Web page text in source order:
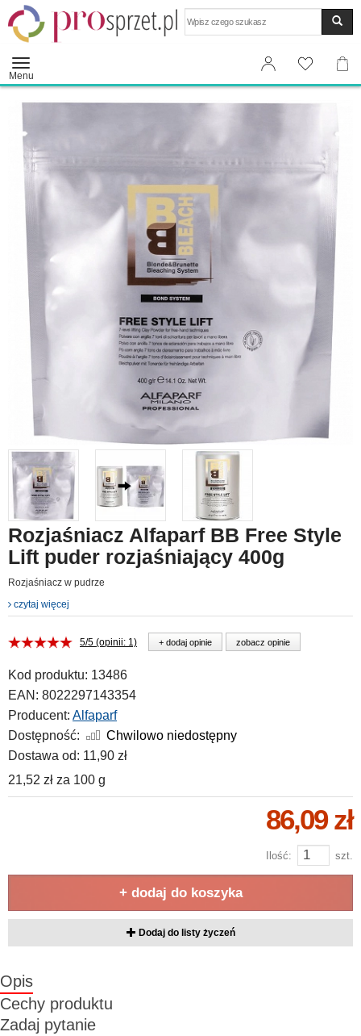
Menu
Rozjaśniacz Alfaparf BB Free Style
Lift puder rozjaśniający 400g
Rozjaśniacz w pudrze
czytaj więcej
5/5 (opinii: 1) + dodaj opinie zobacz opinie
Kod produktu: 13486
EAN: 8022297143354
Producent: Alfaparf
Dostępność:
Chwilowo niedostępny
Dostawa od: 11,90 zł
21,52 zł za 100 g
86,09 zł
Ilość: szt.
+ dodaj do koszyka
Dodaj do listy życzeń
Opis
Cechy produktu
Zadaj pytanie